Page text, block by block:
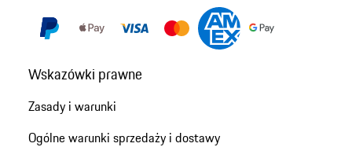
Wskazówki prawne
Zasady i warunki
Ogólne warunki sprzedaży i dostawy